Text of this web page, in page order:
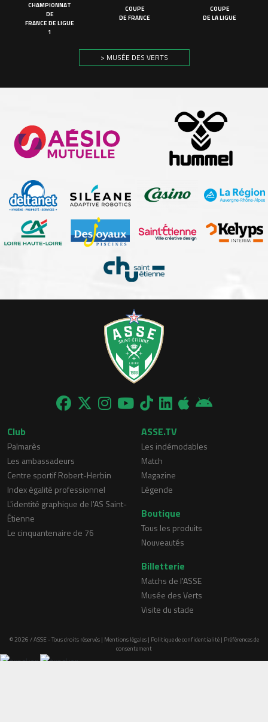
CHAMPIONNAT
DE
FRANCE DE LIGUE
1
COUPE
DE FRANCE
COUPE
DE LA LIGUE
> MUSÉE DES VERTS
Club
Palmarès
Les ambassadeurs
Centre sportif Robert-Herbin
Index égalité professionnel
L'identité graphique de l'AS Saint-
Étienne
Le cinquantenaire de 76
ASSE.TV
Les indémodables
Match
Magazine
Légende
Boutique
Tous les produits
Nouveautés
Billetterie
Matchs de l'ASSE
Musée des Verts
Visite du stade
© 2026 / ASSE - Tous droits réservés | Mentions légales| Politique de confidentialité| Préférences de
consentement